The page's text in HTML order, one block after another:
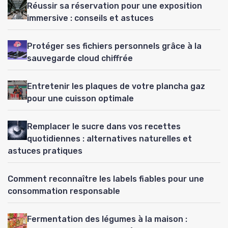
Réussir sa réservation pour une exposition
immersive : conseils et astuces
Protéger ses fichiers personnels grâce à la
sauvegarde cloud chiffrée
Entretenir les plaques de votre plancha gaz
pour une cuisson optimale
Remplacer le sucre dans vos recettes
quotidiennes : alternatives naturelles et
astuces pratiques
Comment reconnaître les labels fiables pour une
consommation responsable
Fermentation des légumes à la maison :